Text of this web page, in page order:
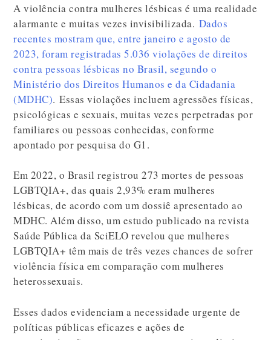
A violência contra mulheres lésbicas é uma realidade
alarmante e muitas vezes invisibilizada. Dados
recentes mostram que, entre janeiro e agosto de
2023, foram registradas 5.036 violações de direitos
contra pessoas lésbicas no Brasil, segundo o
Ministério dos Direitos Humanos e da Cidadania
(MDHC). Essas violações incluem agressões físicas,
psicológicas e sexuais, muitas vezes perpetradas por
familiares ou pessoas conhecidas, conforme
apontado por pesquisa do G1.
Em 2022, o Brasil registrou 273 mortes de pessoas
LGBTQIA+, das quais 2,93% eram mulheres
lésbicas, de acordo com um dossiê apresentado ao
MDHC. Além disso, um estudo publicado na revista
Saúde Pública da SciELO revelou que mulheres
LGBTQIA+ têm mais de três vezes chances de sofrer
violência física em comparação com mulheres
heterossexuais.
Esses dados evidenciam a necessidade urgente de
políticas públicas eficazes e ações de